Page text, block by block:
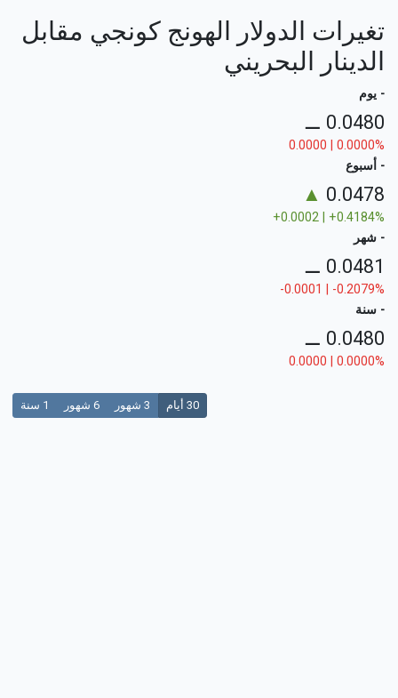
تغيرات الدولار الهونج كونجي مقابل
الدينار البحريني
- يوم
0.0480
⚊
0.0000 | 0.0000%
- أسبوع
0.0478
▲
+0.0002 | +0.4184%
- شهر
0.0481
⚊
-0.0001 | -0.2079%
- سنة
0.0480
⚊
0.0000 | 0.0000%
30 أيام 3 شهور 6 شهور 1 سنة